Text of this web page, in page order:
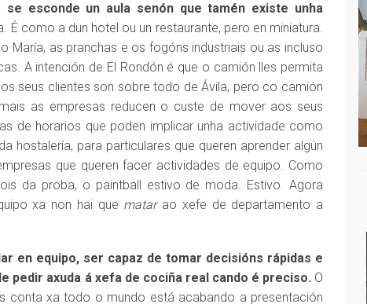
esconde un aula senón que tamén existe unha
É como a dun hotel ou un restaurante, pero en miniatura.
María, as pranchas e os fogóns industriais ou as incluso
A intención de El Rondón é que o camión lles permita
seus clientes son sobre todo de Ávila, pero co camión
as empresas reducen o custe de mover aos seus
de horarios que poden implicar unha actividade como
hostalería, para particulares que queren aprender algún
que queren facer actividades de equipo. Como
da proba, o paintball estivo de moda. Estivo. Agora
xa non hai que matarao xefe de departamento a
en equipo, ser capaz de tomar decisións rápidas e
pedir axuda á xefa de cociña real cando é preciso. O
conta xa todo o mundo está acabando a presentación